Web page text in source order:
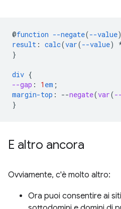
@function --negate(--value)
result : calc(var(--value)
}
div {
--gap : 1 em ;
margin-top : --negate(var(
}
E altro ancora
Ovviamente, c'è molto altro:
Ora puoi consentire ai